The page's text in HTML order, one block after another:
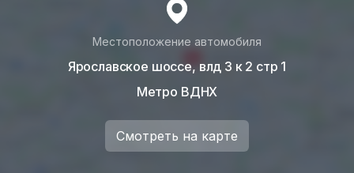
Местоположение автомобиля
Ярославское шоссе, влд 3 к 2 стр 1
Метро ВДНХ
Смотреть на карте